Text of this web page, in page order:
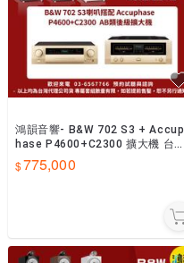
鴻韻音響- B&W 702 S3 + Accup
hase P4600+C2300 擴大機 台灣
公司貨
775,000